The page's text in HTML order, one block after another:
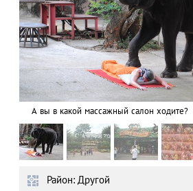
А вы в какой массажный салон ходите?
Район: Другой